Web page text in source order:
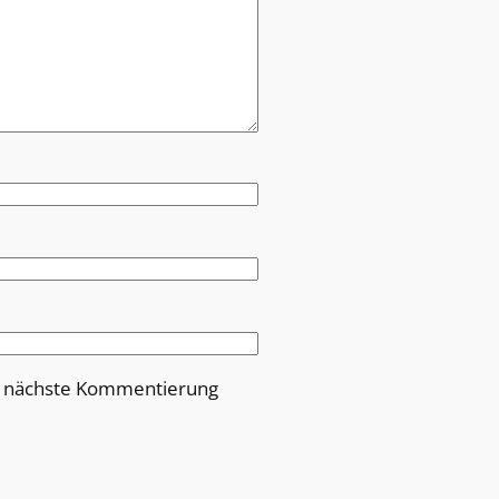
Kommentierung